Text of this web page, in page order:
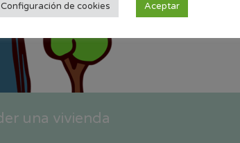
una vivienda
Configuración de cookies Aceptar